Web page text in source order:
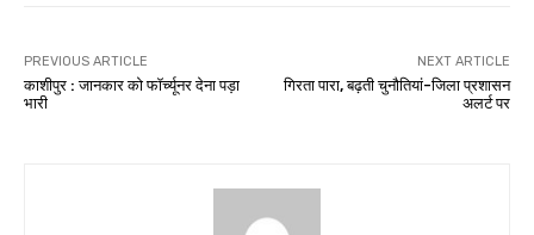
PREVIOUS ARTICLE
काशीपुर : जानकार को फॉर्च्यूनर देना पड़ा
भारी
NEXT ARTICLE
गिरता पारा, बढ़ती चुनौतियां-जिला प्रशासन
अलर्ट पर